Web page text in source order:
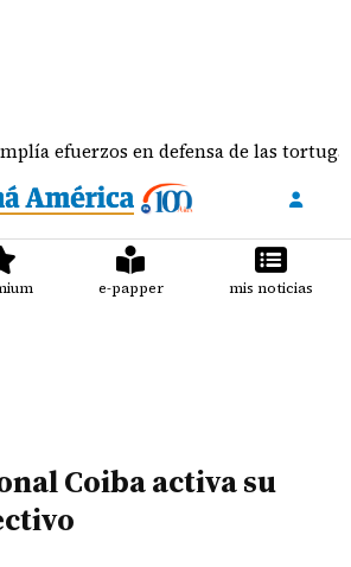
en defensa de las tortugas marinas
e-papper mis noticias
Coiba activa su